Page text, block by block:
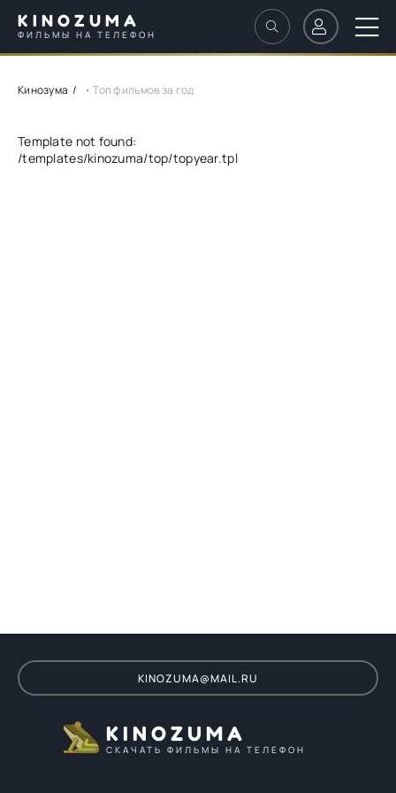
KINOZUMA
ФИЛЬМЫ НА ТЕЛЕФОН
Кинозума • Топ фильмов за год
Template not found:
/templates/kinozuma/top/topyear.tpl
KINOZUMA@MAIL.RU
KINOZUMA
СКАЧАТЬ ФИЛЬМЫ НА ТЕЛЕФОН